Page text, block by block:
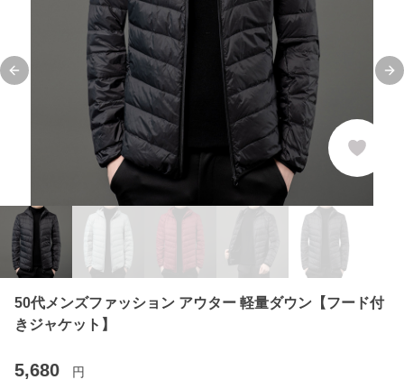
Previous slide
50代メンズファッション アウター 軽量ダウン【フード付
きジャケット】
5,680 円